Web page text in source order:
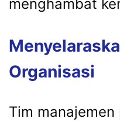
menghambat
Organisasi
Tim